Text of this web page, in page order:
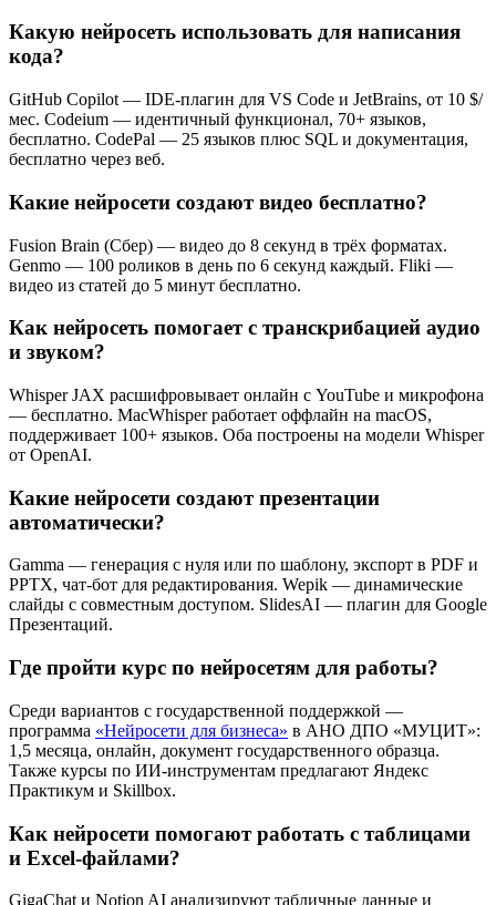
Какую нейросеть использовать для написания
кода?
GitHub Copilot — IDE-плагин для VS Code и JetBrains, от 10 $/
мес. Codeium — идентичный функционал, 70+ языков,
бесплатно. CodePal — 25 языков плюс SQL и документация,
бесплатно через веб.
Какие нейросети создают видео бесплатно?
Fusion Brain (Сбер) — видео до 8 секунд в трёх форматах.
Genmo — 100 роликов в день по 6 секунд каждый. Fliki —
видео из статей до 5 минут бесплатно.
Как нейросеть помогает с транскрибацией аудио
и звуком?
Whisper JAX расшифровывает онлайн с YouTube и микрофона
— бесплатно. MacWhisper работает оффлайн на macOS,
поддерживает 100+ языков. Оба построены на модели Whisper
от OpenAI.
Какие нейросети создают презентации
автоматически?
Gamma — генерация с нуля или по шаблону, экспорт в PDF и
PPTX, чат-бот для редактирования. Wepik — динамические
слайды с совместным доступом. SlidesAI — плагин для Google
Презентаций.
Где пройти курс по нейросетям для работы?
Среди вариантов с государственной поддержкой —
программа «Нейросети для бизнеса» в АНО ДПО «МУЦИТ»:
1,5 месяца, онлайн, документ государственного образца.
Также курсы по ИИ-инструментам предлагают Яндекс
Практикум и Skillbox.
Как нейросети помогают работать с таблицами
и Excel-файлами?
GigaChat и Notion AI анализируют табличные данные и